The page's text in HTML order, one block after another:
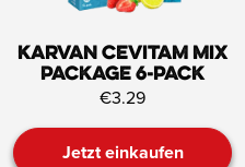
Karvan Cevitam Mix
Package 6-pack
€3.29
Jetzt einkaufen